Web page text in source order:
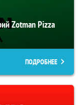
Zotman Pizza
ПОДРОБНЕЕ